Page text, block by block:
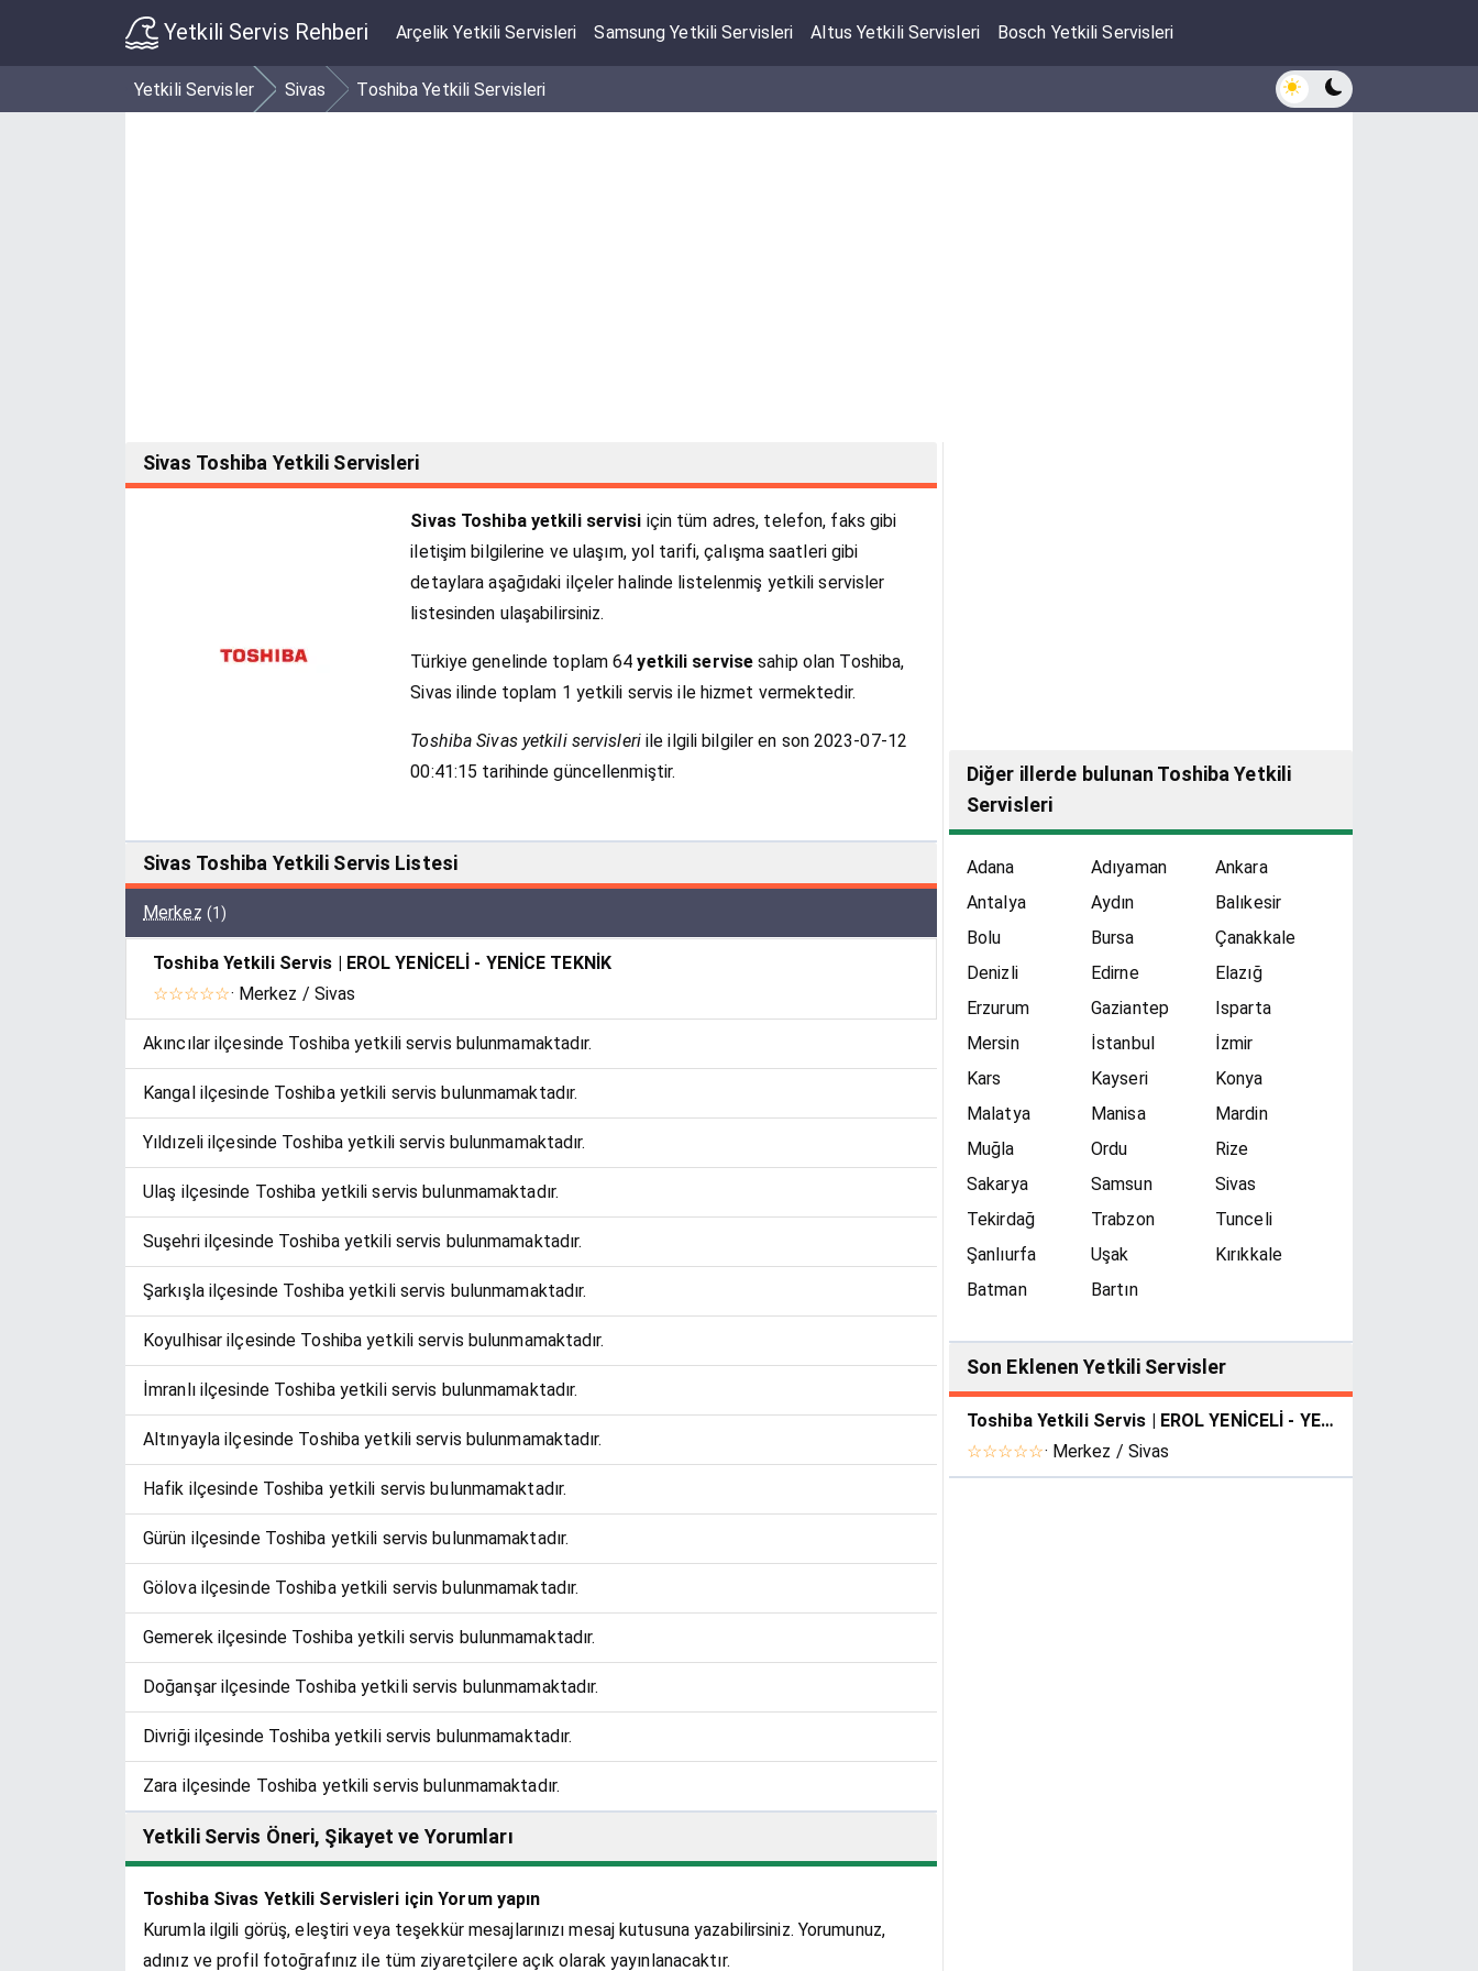
Yetkili Servis Rehberi Arçelik Yetkili Servisleri Samsung Yetkili Servisleri Altus Yetkili Servisleri Bosch Yetkili Servisleri
Yetkili Servisler Sivas Toshiba Yetkili Servisleri Açık/Koyu modu değiştir
Sivas Toshiba Yetkili Servisleri
Sivas Toshiba yetkili servisi için tüm adres, telefon, faks gibi
iletişim bilgilerine ve ulaşım, yol tarifi, çalışma saatleri gibi
detaylara aşağıdaki ilçeler halinde listelenmiş yetkili servisler
listesinden ulaşabilirsiniz.
Türkiye genelinde toplam 64yetkili servise sahip olan Toshiba,
Sivas ilinde toplam 1 yetkili servis ile hizmet vermektedir.
Toshiba Sivas yetkili servisleriile ilgili bilgiler en son 2023-07-12
00:41:15 tarihinde güncellenmiştir.
Sivas Toshiba Yetkili Servis Listesi
Merkez (1)
Toshiba Yetkili Servis | EROL YENİCELİ - YENİCE TEKNİK
☆☆☆☆☆· Merkez / Sivas
Akıncılar ilçesinde Toshiba yetkili servis bulunmamaktadır.
Kangal ilçesinde Toshiba yetkili servis bulunmamaktadır.
Yıldızeli ilçesinde Toshiba yetkili servis bulunmamaktadır.
Ulaş ilçesinde Toshiba yetkili servis bulunmamaktadır.
Suşehri ilçesinde Toshiba yetkili servis bulunmamaktadır.
Şarkışla ilçesinde Toshiba yetkili servis bulunmamaktadır.
Koyulhisar ilçesinde Toshiba yetkili servis bulunmamaktadır.
İmranlı ilçesinde Toshiba yetkili servis bulunmamaktadır.
Altınyayla ilçesinde Toshiba yetkili servis bulunmamaktadır.
Hafik ilçesinde Toshiba yetkili servis bulunmamaktadır.
Gürün ilçesinde Toshiba yetkili servis bulunmamaktadır.
Gölova ilçesinde Toshiba yetkili servis bulunmamaktadır.
Gemerek ilçesinde Toshiba yetkili servis bulunmamaktadır.
Doğanşar ilçesinde Toshiba yetkili servis bulunmamaktadır.
Divriği ilçesinde Toshiba yetkili servis bulunmamaktadır.
Zara ilçesinde Toshiba yetkili servis bulunmamaktadır.
Yetkili Servis Öneri, Şikayet ve Yorumları
Toshiba Sivas Yetkili Servisleri için Yorum yapın
Kurumla ilgili görüş, eleştiri veya teşekkür mesajlarınızı mesaj kutusuna yazabilirsiniz. Yorumunuz,
adınız ve profil fotoğrafınız ile tüm ziyaretçilere açık olarak yayınlanacaktır.
Diğer illerde bulunan Toshiba Yetkili
Servisleri
Adana Adıyaman
Ankara
Antalya
Aydın
Balıkesir
Bolu
Bursa
Çanakkale
Denizli
Edirne
Elazığ
Erzurum
Gaziantep
Isparta
Mersin
İstanbul
İzmir
Kars
Kayseri
Konya
Malatya
Manisa
Mardin
Muğla
Ordu
Rize
Sakarya
Samsun
Sivas
Tekirdağ
Trabzon
Tunceli
Şanlıurfa
Uşak
Kırıkkale
Batman
Bartın
Son Eklenen Yetkili Servisler
Toshiba Yetkili Servis | EROL YENİCELİ - YENİCE TEKNİK
☆☆☆☆☆· Merkez / Sivas